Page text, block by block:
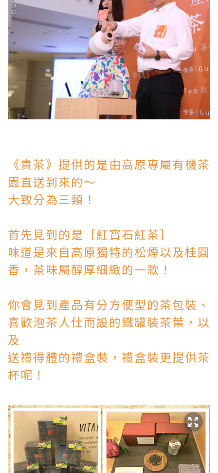
《貴茶》提供的是由高原專屬有機茶
園直送到來的～
大致分為三類！
首先見到的是［紅寶石紅茶］
味道是來自高原獨特的松煙以及桂圓
香，茶味屬醇厚細緻的一款！
你會見到產品有分方便型的茶包裝、
喜歡泡茶人仕而設的鐵罐裝茶葉，以
及
送禮得體的禮盒裝， 禮盒裝更提供茶
杯呢！